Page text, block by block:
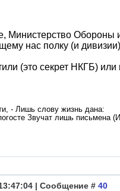
Министерство Обороны
нас полку (и
(это секрет НКГБ)
- Лишь слову жизнь дана:
Звучат лишь письмена
| Сообщение # 40